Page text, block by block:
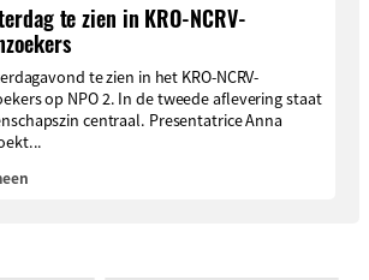
te zien in KRO-NCRV-
te zien in het KRO-NCRV-
op NPO 2. In de tweede aflevering staat
centraal. Presentatrice Anna